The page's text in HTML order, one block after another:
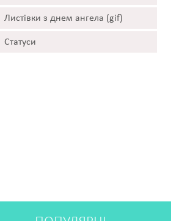
Листівки з днем ангела (gif)
Статуси